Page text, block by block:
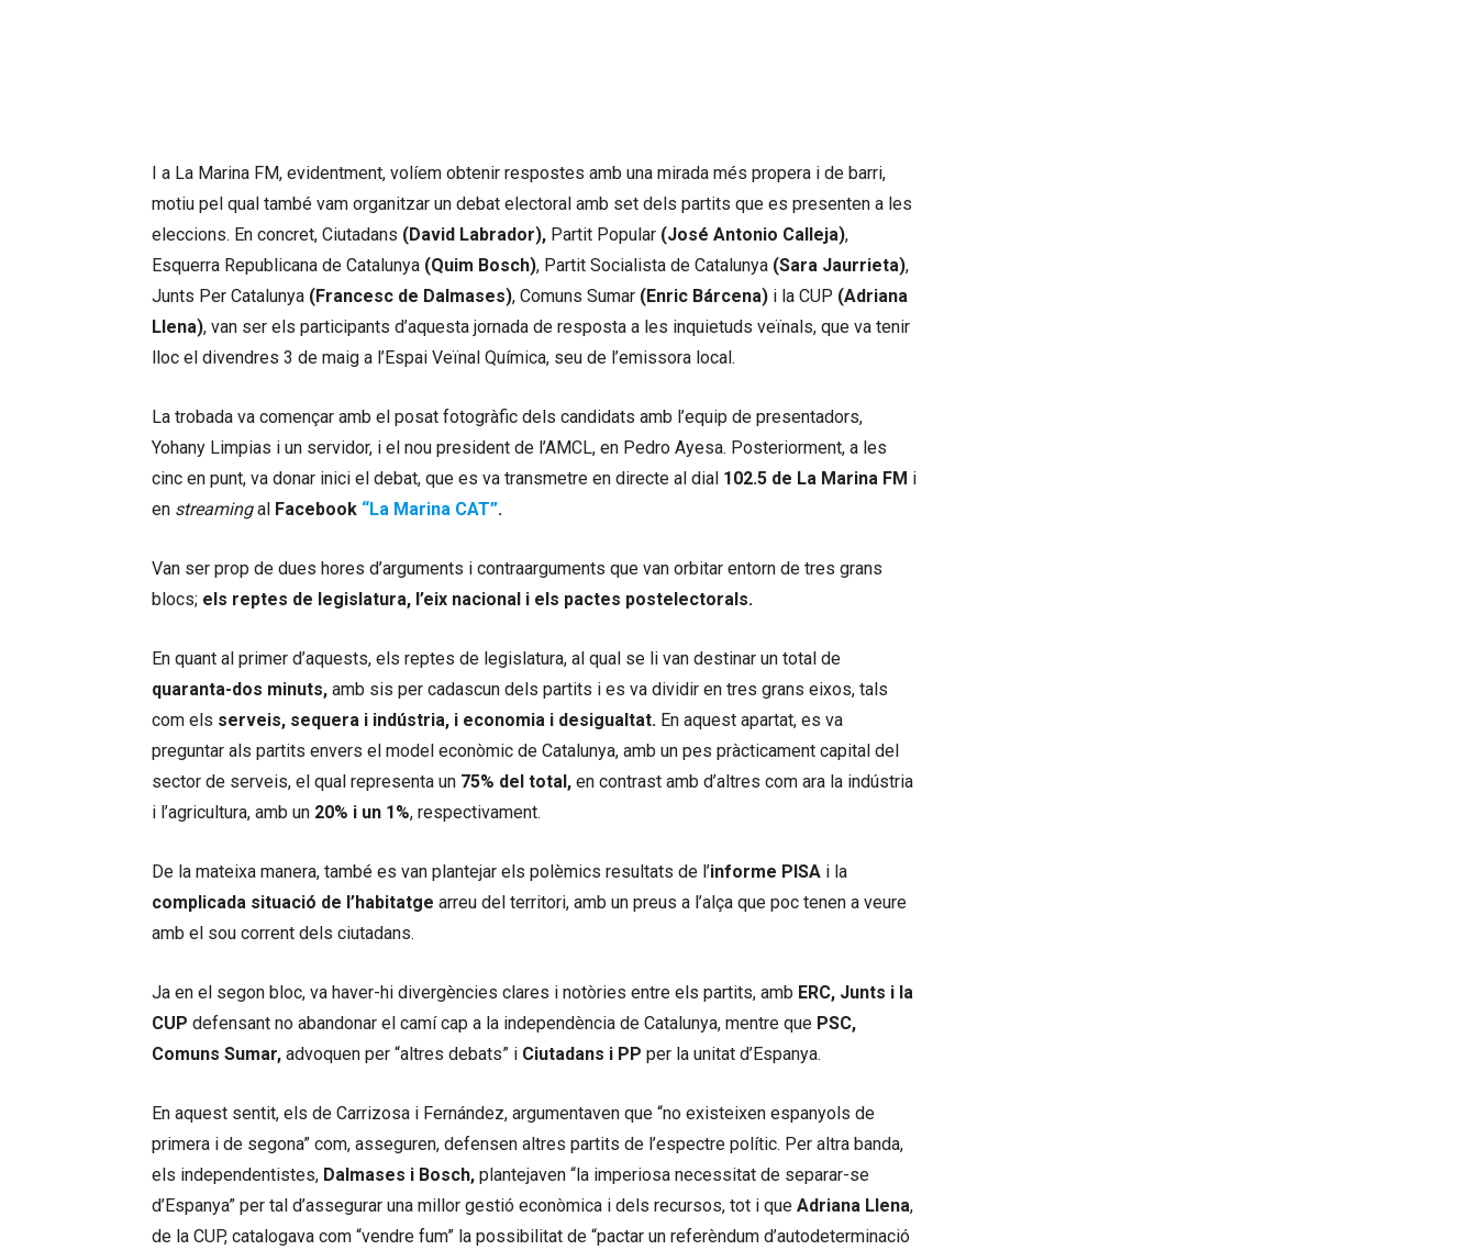
I a La Marina FM, evidentment, volíem obtenir respostes amb una mirada més propera i de barri,
motiu pel qual també vam organitzar un debat electoral amb set dels partits que es presenten a les
eleccions. En concret, Ciutadans (David Labrador), Partit Popular (José Antonio Calleja),
Esquerra Republicana de Catalunya (Quim Bosch), Partit Socialista de Catalunya (Sara Jaurrieta),
Junts Per Catalunya (Francesc de Dalmases), Comuns Sumar (Enric Bárcena) i la CUP (Adriana
Llena), van ser els participants d’aquesta jornada de resposta a les inquietuds veïnals, que va tenir
lloc el divendres 3 de maig a l’Espai Veïnal Química, seu de l’emissora local.
La trobada va començar amb el posat fotogràfic dels candidats amb l’equip de presentadors,
Yohany Limpias i un servidor, i el nou president de l’AMCL, en Pedro Ayesa. Posteriorment, a les
cinc en punt, va donar inici el debat, que es va transmetre en directe al dial 102.5 de La Marina FM i
en streamingal Facebook “La Marina CAT”.
Van ser prop de dues hores d’arguments i contraarguments que van orbitar entorn de tres grans
blocs; els reptes de legislatura, l’eix nacional i els pactes postelectorals.
En quant al primer d’aquests, els reptes de legislatura, al qual se li van destinar un total de
quaranta-dos minuts, amb sis per cadascun dels partits i es va dividir en tres grans eixos, tals
com els serveis, sequera i indústria, i economia i desigualtat. En aquest apartat, es va
preguntar als partits envers el model econòmic de Catalunya, amb un pes pràcticament capital del
sector de serveis, el qual representa un 75% del total, en contrast amb d’altres com ara la indústria
i l’agricultura, amb un 20% i un 1%, respectivament.
De la mateixa manera, també es van plantejar els polèmics resultats de l’informe PISA i la
complicada situació de l’habitatge arreu del territori, amb un preus a l’alça que poc tenen a veure
amb el sou corrent dels ciutadans.
Ja en el segon bloc, va haver-hi divergències clares i notòries entre els partits, amb ERC, Junts i la
CUP defensant no abandonar el camí cap a la independència de Catalunya, mentre que PSC,
Comuns Sumar, advoquen per “altres debats” i Ciutadans i PP per la unitat d’Espanya.
En aquest sentit, els de Carrizosa i Fernández, argumentaven que “no existeixen espanyols de
primera i de segona” com, asseguren, defensen altres partits de l’espectre polític. Per altra banda,
els independentistes, Dalmases i Bosch, plantejaven “la imperiosa necessitat de separar-se
d’Espanya” per tal d’assegurar una millor gestió econòmica i dels recursos, tot i que Adriana Llena,
de la CUP, catalogava com “vendre fum” la possibilitat de “pactar un referèndum d’autodeterminació